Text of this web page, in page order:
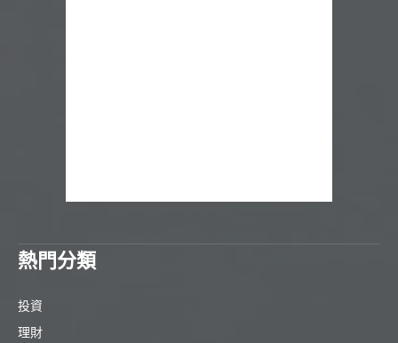
熱門分類
投資
理財